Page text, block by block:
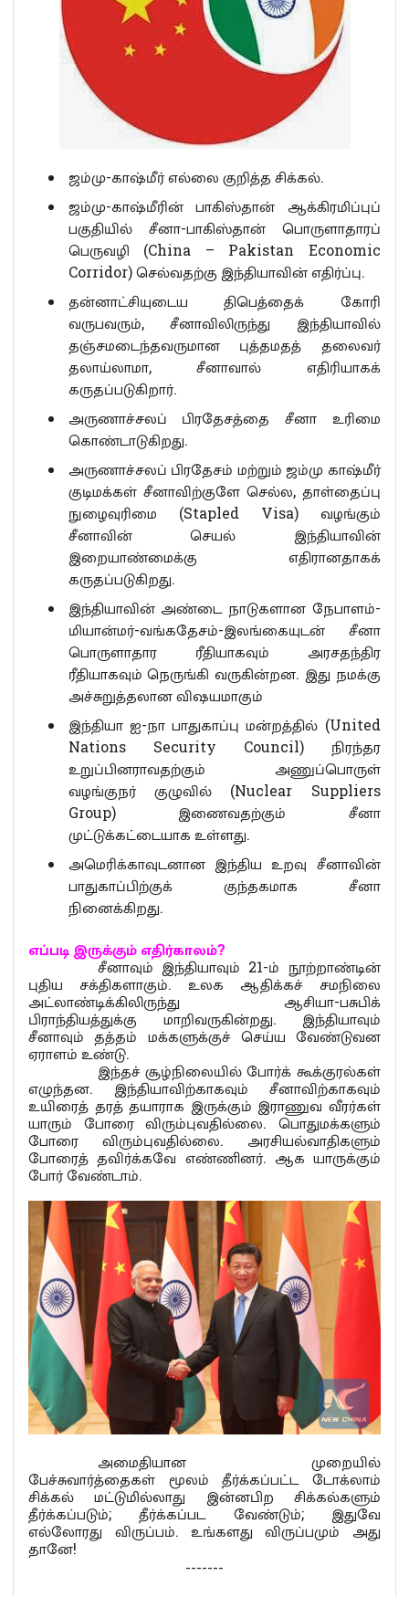
ஜம்மு-காஷ்மீர் எல்லை குறித்த சிக்கல்.
ஜம்மு-காஷ்மீரின் பாகிஸ்தான் ஆக்கிரமிப்புப்
பகுதியில் சீனா-பாகிஸ்தான் பொருளாதாரப்
பெருவழி (China – Pakistan Economic
Corridor) செல்வதற்கு இந்தியாவின் எதிர்ப்பு.
தன்னாட்சியுடைய திபெத்தைக் கோரி
வருபவரும், சீனாவிலிருந்து இந்தியாவில்
தஞ்சமடைந்தவருமான புத்தமதத் தலைவர்
தலாய்லாமா, சீனாவால் எதிரியாகக்
கருதப்படுகிறார்.
அருணாச்சலப் பிரதேசத்தை சீனா உரிமை
கொண்டாடுகிறது.
அருணாச்சலப் பிரதேசம் மற்றும் ஜம்மு காஷ்மீர்
குடிமக்கள் சீனாவிற்குளே செல்ல, தாள்தைப்பு
நுழைவுரிமை (Stapled Visa) வழங்கும்
சீனாவின் செயல் இந்தியாவின்
இறையாண்மைக்கு எதிரானதாகக்
கருதப்படுகிறது.
இந்தியாவின் அண்டை நாடுகளான நேபாளம்-
மியான்மர்-வங்கதேசம்-இலங்கையுடன் சீனா
பொருளாதார ரீதியாகவும் அரசதந்திர
ரீதியாகவும் நெருங்கி வருகின்றன. இது நமக்கு
அச்சுறுத்தலான விஷயமாகும்
இந்தியா ஐ-நா பாதுகாப்பு மன்றத்தில் (United
Nations Security Council) நிரந்தர
உறுப்பினராவதற்கும் அணுப்பொருள்
வழங்குநர் குழுவில் (Nuclear Suppliers
Group) இணைவதற்கும் சீனா
முட்டுக்கட்டையாக உள்ளது.
அமெரிக்காவுடனான இந்திய உறவு சீனாவின்
பாதுகாப்பிற்குக் குந்தகமாக சீனா
நினைக்கிறது.
எப்படி இருக்கும் எதிர்காலம்?
சீனாவும் இந்தியாவும் 21-ம் நூற்றாண்டின்
புதிய சக்திகளாகும். உலக ஆதிக்கச் சமநிலை
அட்லாண்டிக்கிலிருந்து ஆசியா-பசுபிக்
பிராந்தியத்துக்கு மாறிவருகின்றது. இந்தியாவும்
சீனாவும் தத்தம் மக்களுக்குச் செய்ய வேண்டுவன
ஏராளம் உண்டு.
இந்தச் சூழ்நிலையில் போர்க் கூக்குரல்கள்
எழுந்தன. இந்தியாவிற்காகவும் சீனாவிற்காகவும்
உயிரைத் தரத் தயாராக இருக்கும் இராணுவ வீரர்கள்
யாரும் போரை விரும்புவதில்லை. பொதுமக்களும்
போரை விரும்புவதில்லை. அரசியல்வாதிகளும்
போரைத் தவிர்க்கவே எண்ணினர். ஆக யாருக்கும்
போர் வேண்டாம்.
அமைதியான முறையில்
பேச்சுவார்த்தைகள் மூலம் தீர்க்கப்பட்ட டோக்லாம்
சிக்கல் மட்டுமில்லாது இன்னபிற சிக்கல்களும்
தீர்க்கப்படும்; தீர்க்கப்பட வேண்டும்; இதுவே
எல்லோரது விருப்பம். உங்களது விருப்பமும் அது
தானே!
-------